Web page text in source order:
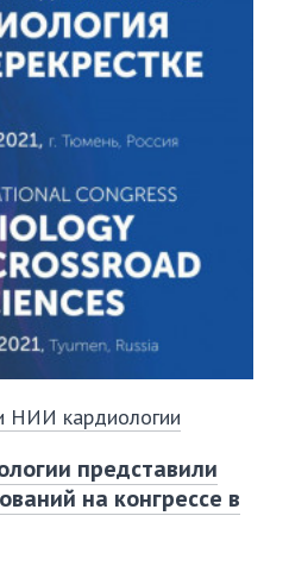
НИИ кардиологии
представили
на конгрессе в